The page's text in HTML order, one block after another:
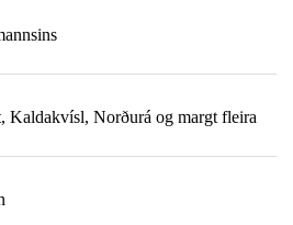
Kaldakvísl, Norðurá og margt fleira